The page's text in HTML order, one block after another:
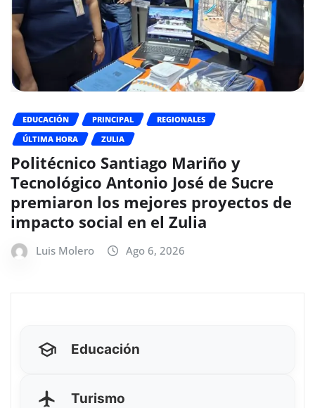
EDUCACIÓN PRINCIPAL
REGIONALES
ÚLTIMA HORA
ZULIA
Politécnico Santiago Mariño y
Tecnológico Antonio José de Sucre
premiaron los mejores proyectos de
impacto social en el Zulia
Luis Molero Ago 6, 2026
Educación
Turismo